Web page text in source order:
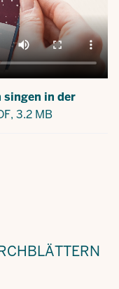
singen in der
3.2 MB